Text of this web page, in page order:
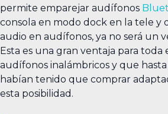
permite emparejar audífonos
consola en modo dock en la tele y
audio en audífonos, ya no será un
Esta es una gran ventaja para
audífonos inalámbricos y que
habían tenido que comprar
esta posibilidad.